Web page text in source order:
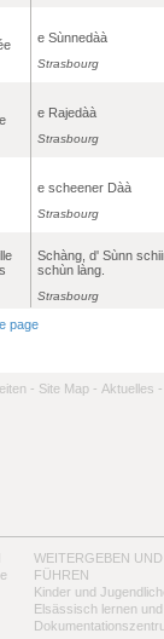
e Sùnnedàà
Strasbourg
e Rajedàà
Strasbourg
e scheener Dàà
Strasbourg
Schàng, d' Sùnn
schùn làng.
Strasbourg
page
- Site Map - Aktuelles -
WEITERGEBEN UND
FÜHREN
Kinder und
Elsässisch lernen